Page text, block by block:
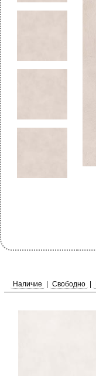
Наличие Свободно